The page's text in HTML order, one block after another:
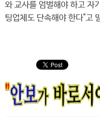
와 교사를 엄벌해야 하고 자
팅업체도 단속해야 한다"고